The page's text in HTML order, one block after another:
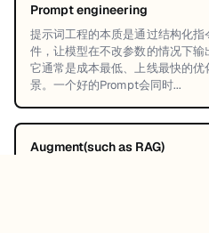
Prompt engineering
提示词工程的本质是通过结构化
件，让模型在不改参数的情况下输
它通常是成本最低、上线最快的优
景。一个好的Prompt会同时...
Augment(such as RAG)